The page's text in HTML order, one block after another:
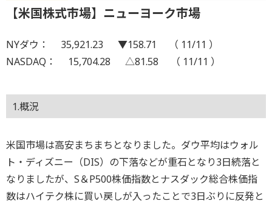
【米国株式市場】ニューヨーク市場
NYダウ： 35,921.23 ▼158.71 （ 11/11 ）
NASDAQ： 15,704.28 △81.58 （ 11/11 ）
1.概況
米国市場は高安まちまちとなりました。ダウ平均はウォル
ト・ディズニー（DIS）の下落などが重石となり3日続落と
なりましたが、S＆P500株価指数とナスダック総合株価指
数はハイテク株に買い戻しが入ったことで3日ぶりに反発と